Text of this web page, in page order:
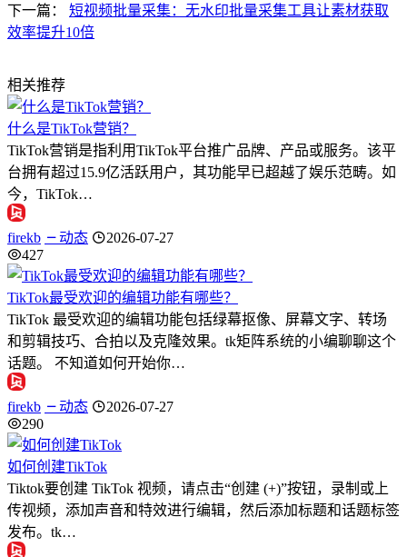
下一篇：
短视频批量采集：无水印批量采集工具让素材获取
效率提升10倍
相关推荐
什么是TikTok营销？
TikTok营销是指利用TikTok平台推广品牌、产品或服务。该平
台拥有超过15.9亿活跃用户，其功能早已超越了娱乐范畴。如
今，TikTok…
firekb 动态
2026-07-27
427
TikTok最受欢迎的编辑功能有哪些？
TikTok 最受欢迎的编辑功能包括绿幕抠像、屏幕文字、转场
和剪辑技巧、合拍以及克隆效果。tk矩阵系统的小编聊聊这个
话题。 不知道如何开始你…
firekb 动态
2026-07-27
290
如何创建TikTok
Tiktok要创建 TikTok 视频，请点击“创建 (+)”按钮，录制或上
传视频，添加声音和特效进行编辑，然后添加标题和话题标签
发布。tk…